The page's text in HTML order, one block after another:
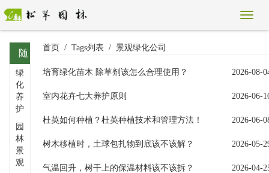
随
机
标
绿
化
养
护
园
林
景
观
首页 Tags列表 景观绿化公司
培育绿化苗木 除草剂该怎么合理使用？ 2026-08-
室内花卉七大养护原则 2026-06-
杜英如何种植？杜英种植技术和管理方法！ 2026-06-
树木移植时，土球包扎物到底该不该解？ 2026-05-
气温回升，树干上的保温材料该不该拆？ 2026-04-